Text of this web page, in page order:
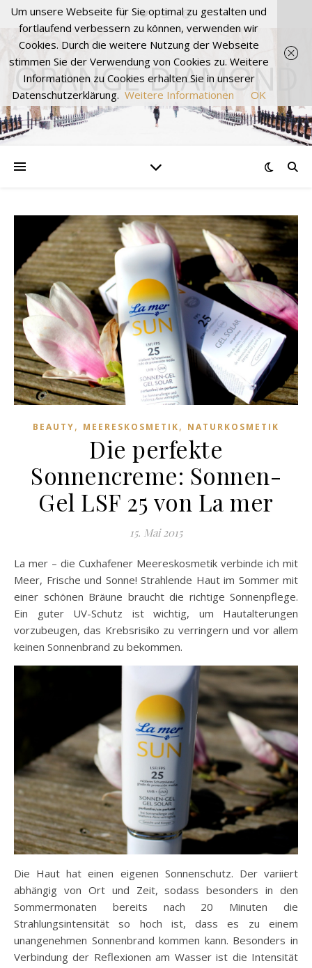
ORANGE DIAMOND
BEAUTY, MEERESKOSMETIK, NATURKOSMETIK
Die perfekte
Sonnencreme: Sonnen-
Gel LSF 25 von La mer
15. Mai 2015
La mer – die Cuxhafener Meereskosmetik verbinde ich mit
Meer, Frische und Sonne! Strahlende Haut im Sommer mit
einer schönen Bräune braucht die richtige Sonnenpflege.
Ein guter UV-Schutz ist wichtig, um Hautalterungen
vorzubeugen, das Krebsrisiko zu verringern und vor allem
keinen Sonnenbrand zu bekommen.
Die Haut hat einen eigenen Sonnenschutz. Der variiert
abhängig von Ort und Zeit, sodass besonders in den
Sommermonaten bereits nach 20 Minuten die
Strahlungsintensität so hoch ist, dass es zu einem
unangenehmen Sonnenbrand kommen kann. Besonders in
Verbindung der Reflexionen am Wasser ist die Intensität
Um unsere Webseite für Sie optimal zu gestalten und
fortlaufend verbessern zu können, verwenden wir
Cookies. Durch die weitere Nutzung der Webseite
stimmen Sie der Verwendung von Cookies zu. Weitere
Informationen zu Cookies erhalten Sie in unserer
Datenschutzerklärung. Weitere Informationen OK